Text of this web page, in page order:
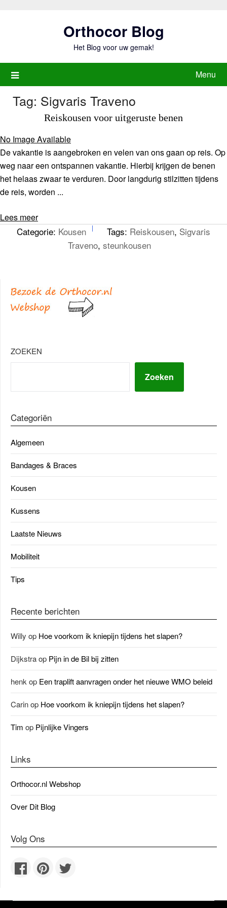
Orthocor Blog
Het Blog voor uw gemak!
Menu
Tag: Sigvaris Traveno
Reiskousen voor uitgeruste benen
No Image Available
De vakantie is aangebroken en velen van ons gaan op reis. Op
weg naar een ontspannen vakantie. Hierbij krijgen de benen
het helaas zwaar te verduren. Door langdurig stilzitten tijdens
de reis, worden ...
Lees meer
Categorie: Kousen Tags: Reiskousen, Sigvaris
Traveno, steunkousen
ZOEKEN
Zoeken
Categoriën
Algemeen
Bandages & Braces
Kousen
Kussens
Laatste Nieuws
Mobiliteit
Tips
Recente berichten
Willy op Hoe voorkom ik kniepijn tijdens het slapen?
Dijkstraop Pijn in de Bil bij zitten
henk op Een traplift aanvragen onder het nieuwe WMO beleid
Carinop Hoe voorkom ik kniepijn tijdens het slapen?
Tim op Pijnlijke Vingers
Links
Orthocor.nl Webshop
Over Dit Blog
Volg Ons